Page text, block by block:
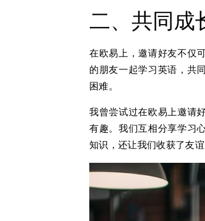
二、共同成
在欧易上，邀请好友不仅
的朋友一起学习英语，共
困难。
我曾尝试过在欧易上邀请
有趣。我们互相分享学习
知识，还让我们收获了友谊